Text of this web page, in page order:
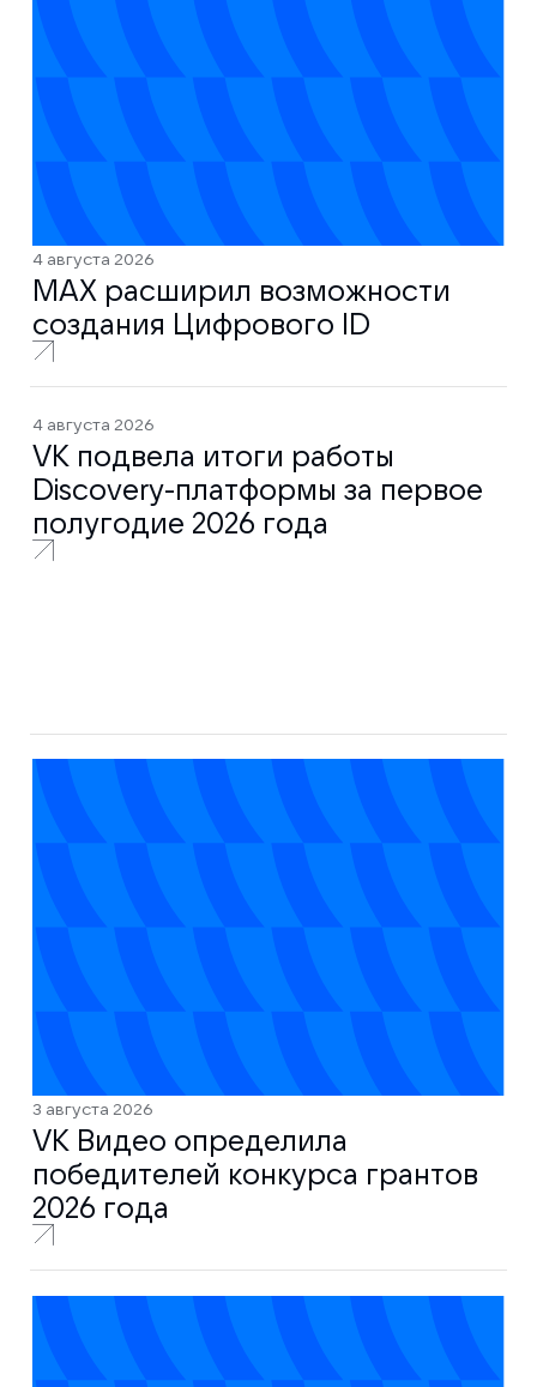
4 августа 2026
MAX расширил возможности
создания Цифрового ID
4 августа 2026
VK подвела итоги работы
Discovery-платформы за первое
полугодие 2026 года
3 августа 2026
VK Видео определила
победителей конкурса грантов
2026 года